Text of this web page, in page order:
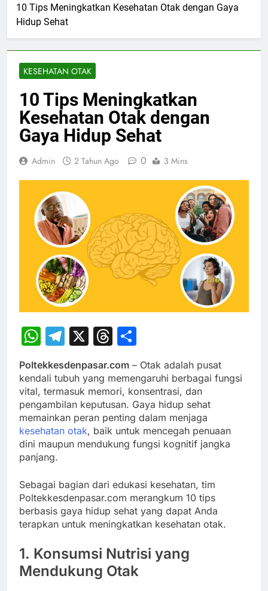
10 Tips Meningkatkan Kesehatan Otak dengan Gaya
Hidup Sehat
KESEHATAN OTAK
10 Tips Meningkatkan
Kesehatan Otak dengan
Gaya Hidup Sehat
Admin 2 Tahun Ago 0 3 Mins
WhatsApp
Telegram
X Threads
Poltekkesdenpasar.com – Otak adalah pusat
kendali tubuh yang memengaruhi berbagai fungsi
vital, termasuk memori, konsentrasi, dan
pengambilan keputusan. Gaya hidup sehat
memainkan peran penting dalam menjaga
kesehatan otak, baik untuk mencegah penuaan
dini maupun mendukung fungsi kognitif jangka
panjang.
Sebagai bagian dari edukasi kesehatan, tim
Poltekkesdenpasar.com merangkum 10 tips
berbasis gaya hidup sehat yang dapat Anda
terapkan untuk meningkatkan kesehatan otak.
1. Konsumsi Nutrisi yang
Mendukung Otak